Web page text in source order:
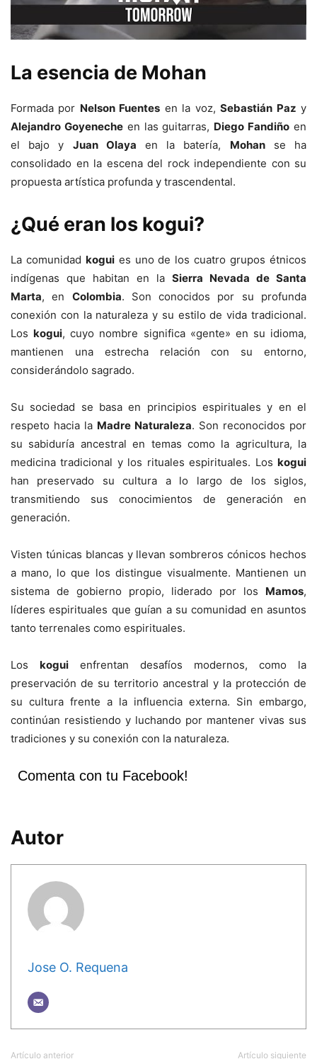
La esencia de Mohan
Formada por Nelson Fuentes en la voz,Sebastián Paz y
Alejandro Goyenecheen las guitarras, Diego Fandiño en
el bajo y Juan Olaya en la batería, Mohanse ha
consolidado en la escena del rock independiente con su
propuesta artística profunda y trascendental.
¿Qué eran los kogui?
La comunidad koguies uno de los cuatro grupos étnicos
indígenas que habitan en la Sierra Nevada de Santa
Marta, en Colombia. Son conocidos por su profunda
conexión con la naturaleza y su estilo de vida tradicional.
Loskogui, cuyo nombre significa «gente» en su idioma,
mantienen una estrecha relación con su entorno,
considerándolo sagrado.
Su sociedad se basa en principios espirituales y en el
respeto hacia la Madre Naturaleza. Son reconocidos por
su sabiduría ancestral en temas como la agricultura, la
medicina tradicional y los rituales espirituales. Los kogui
han preservado su cultura a lo largo de los siglos,
transmitiendo sus conocimientos de generación en
generación.
Visten túnicas blancas y llevan sombreros cónicos hechos
a mano, lo que los distingue visualmente. Mantienen un
sistema de gobierno propio, liderado por los Mamos,
líderes espirituales que guían a su comunidad en asuntos
tanto terrenales como espirituales.
Los kogui enfrentan desafíos modernos, como la
preservación de su territorio ancestral y la protección de
su cultura frente a la influencia externa. Sin embargo,
continúan resistiendo y luchando por mantener vivas sus
tradiciones y su conexión con la naturaleza.
Comenta con tu Facebook!
Autor
Jose O. Requena
Artículo anterior Artículo siguiente